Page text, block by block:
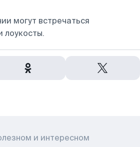
могут встречаться
лоукосты.
и интересном